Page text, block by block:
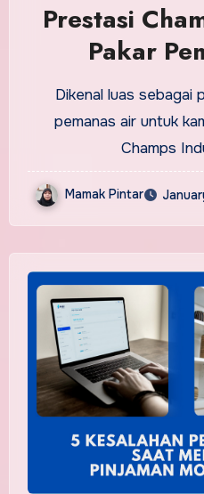
Prestasi
Pakar
Dikenal luas sebagai
pemanas air untuk
Champs
Mamak Pintar